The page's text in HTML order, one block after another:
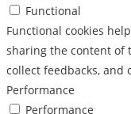
Functional
Functional cookies
sharing the content of
collect feedbacks,
Performance
Performance